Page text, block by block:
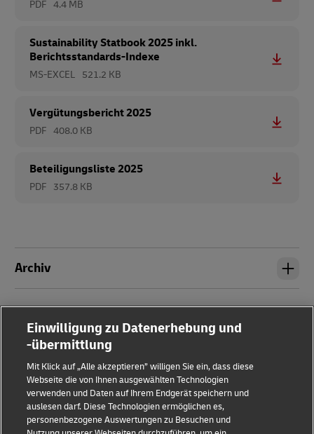
PDF 4.4 MB
Sustainability Statbook 2025 inkl.
Berichtsstandards-Indexe
MS-EXCEL 521.2 KB
Vergütungsbericht 2025
PDF 408.0 KB
Beteiligungsliste 2025
PDF 357.8 KB
Archiv
Impressum
Einwilligung zu Datenerhebung und
-übermittlung
Mit Klick auf „Alle akzeptieren” willigen Sie ein, dass diese
Webseite die von Ihnen ausgewählten Technologien
verwenden und Daten auf Ihrem Endgerät speichern und
auslesen darf. Diese Technologien ermöglichen es,
personenbezogene Auswertungen zu Besuchen und